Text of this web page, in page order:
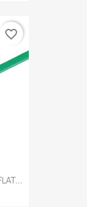
favorite_border